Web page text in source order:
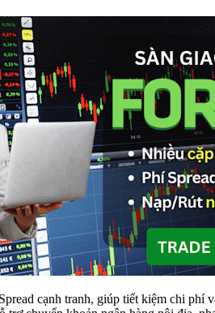
Spread cạnh tranh, giúp tiết kiệm chi phí